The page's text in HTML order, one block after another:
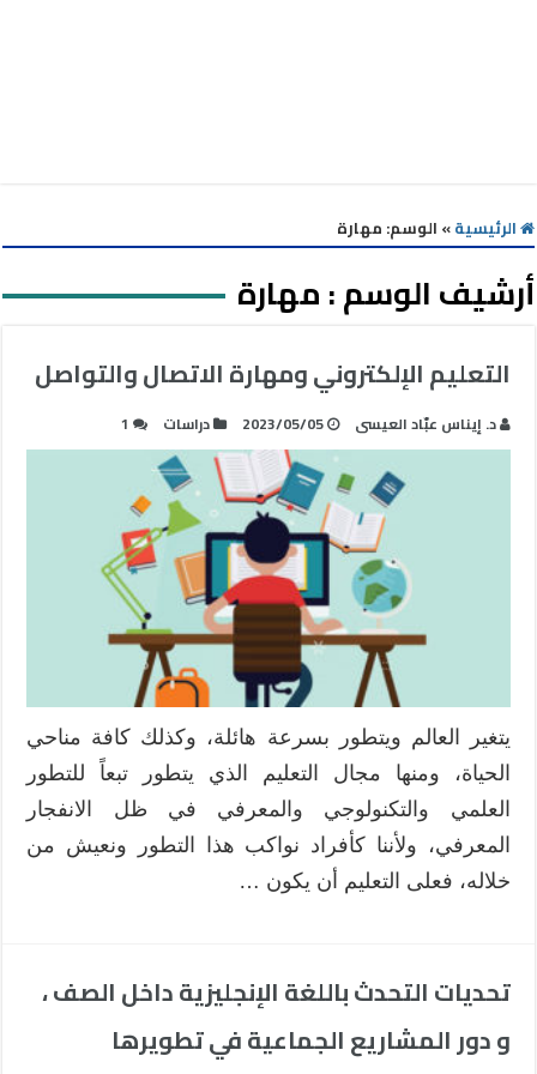
الرئيسية» الوسم: مهارة
أرشيف الوسم :مهارة
التعليم الإلكتروني ومهارة الاتصال والتواصل
د. إيناس عبّاد العيسى 2023/05/05 دراسات 1
يتغير العالم ويتطور بسرعة هائلة، وكذلك كافة مناحي
الحياة، ومنها مجال التعليم الذي يتطور تبعاً للتطور
العلمي والتكنولوجي والمعرفي في ظل الانفجار
المعرفي، ولأننا كأفراد نواكب هذا التطور ونعيش من
خلاله، فعلى التعليم أن يكون …
تحديات التحدث باللغة الإنجليزية داخل الصف ،
و دور المشاريع الجماعية في تطويرها